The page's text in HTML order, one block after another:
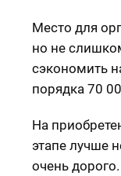
Место для
но не
сэкономить
порядка 70
На
этапе лучше
очень